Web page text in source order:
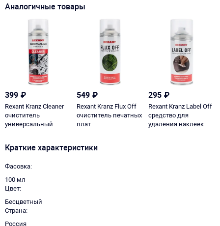
Аналогичные товары
399 ₽
Rexant Kranz Cleaner
очиститель
универсальный
549 ₽
Rexant Kranz Flux Off
очиститель печатных
плат
295 ₽
Rexant Kranz Label Off
средство для
удаления наклеек
Краткие характеристики
Фасовка
100 мл
Цвет
Бесцветный
Страна
Россия